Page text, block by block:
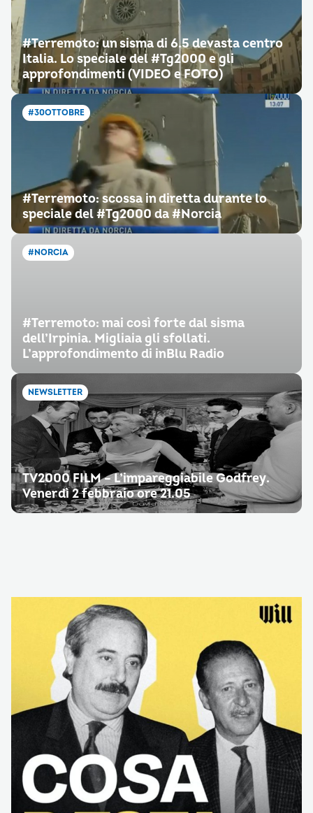
#Terremoto: un sisma di 6.5 devasta centro
Italia. Lo speciale del #Tg2000 e gli
approfondimenti (VIDEO e FOTO)
#30OTTOBRE
#Terremoto: scossa in diretta durante lo
speciale del #Tg2000 da #Norcia
#NORCIA
#Terremoto: mai così forte dal sisma
dell’Irpinia. Migliaia gli sfollati.
L’approfondimento di inBlu Radio
NEWSLETTER
TV2000 FILM – L’impareggiabile Godfrey.
Venerdì 2 febbraio ore 21.05